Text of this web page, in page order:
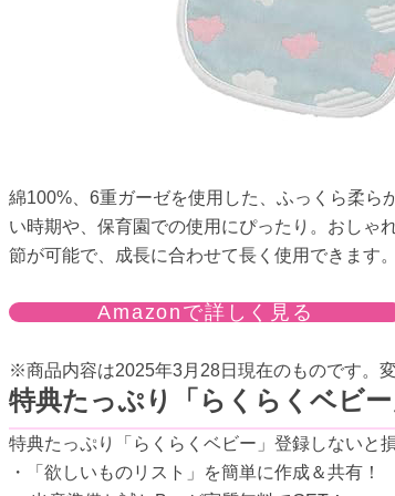
綿100%、6重ガーゼを使用した、ふっくら柔ら
い時期や、保育園での使用にぴったり。おしゃ
節が可能で、成長に合わせて長く使用できます
Amazonで詳しく見る
※商品内容は2025年3月28日現在のものです。
特典たっぷり「らくらくベビー
特典たっぷり「らくらくベビー」登録しないと損
・「欲しいものリスト」を簡単に作成＆共有！